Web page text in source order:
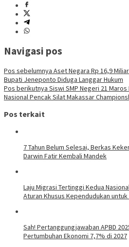
Navigasi pos
Pos sebelumnya Aset Negara Rp 16,9
Bupati Jeneponto Diduga Langgar Hukum
Pos berikutnya Siswi SMP Negeri 21
Nasional Pencak Silat Makassar
Pos terkait
7 Tahun Belum Selesai, Berkas
Darwin Fatir Kembali Mandek
Laju Migrasi Tertinggi Kedua
Aturan Khusus Kependudukan untuk
Sah! Pertanggungjawaban APBD
Pertumbuhan Ekonomi 7,7% di 2027